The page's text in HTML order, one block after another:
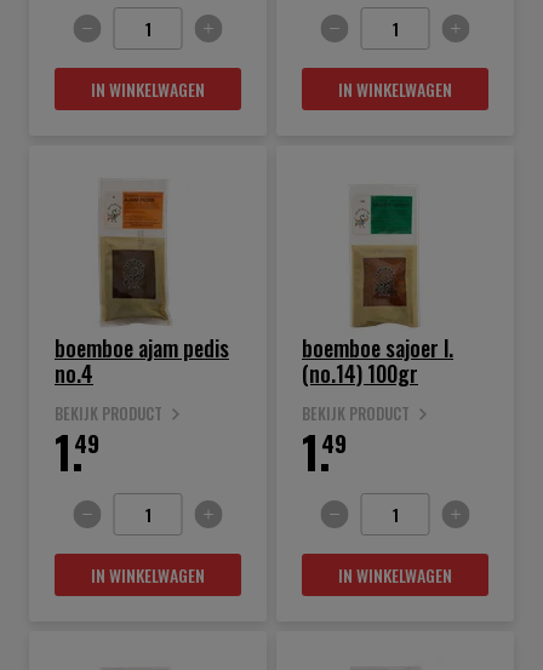
IN WINKELWAGEN IN WINKELWAGEN
boemboe ajam pedis
no.4
BEKIJK PRODUCT
49
1.
IN WINKELWAGEN
boemboe sajoer l.
(no.14) 100gr
BEKIJK PRODUCT
49
1.
IN WINKELWAGEN